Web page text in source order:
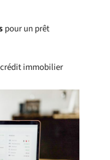
pour un prêt
immobilier